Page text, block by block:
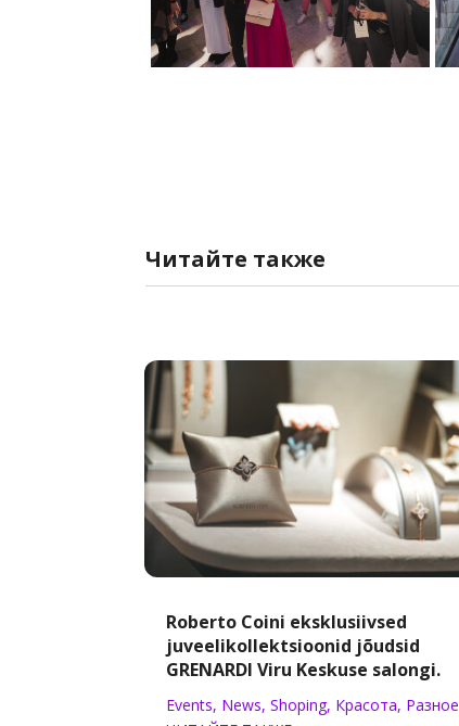
Читайте также
Roberto Coini eksklusiivsed
juveelikollektsioonid jõudsid
GRENARDI Viru Keskuse salongi.
Events, News,Shoping, Красота, Разное